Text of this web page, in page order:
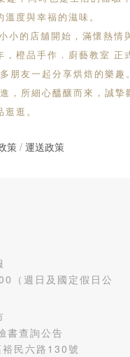
度與幸福的滋味。
小的店舖開始，滿懷熱情
橙品手作．廚藝教室 正
朋友一起分享烘焙的樂趣
，所細心醞釀而來，誠摯
逛逛。
策/ 運送政策
週日及國定假日公
書查詢公告
民六路130號